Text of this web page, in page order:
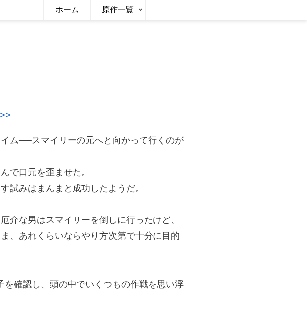
ホーム 原作一覧
ム──スマイリーの元へと向かって行くのが
で口元を歪ませた。
試みはまんまと成功したようだ。
介な男はスマイリーを倒しに行ったけど、
、あれくらいならやり方次第で十分に目的
確認し、頭の中でいくつもの作戦を思い浮